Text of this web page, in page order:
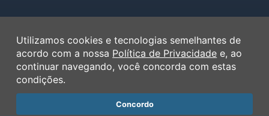
Termos de Uso
Política de Privacidade
Ferramentas
Contato
Utilizamos cookies e tecnologias semelhantes de
acordo com a nossa Política de Privacidade e, ao
continuar navegando, você concorda com estas
condições.
Concordo